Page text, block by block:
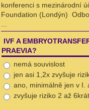
konferenci s mezinárodní
Foundation (Londýn)
IVF A
PRAEVIA?
nemá souvislost
jen asi 1,2x zvyšuje
ano, minimálně jen v I.
zvyšuje riziko 2 až 6krát